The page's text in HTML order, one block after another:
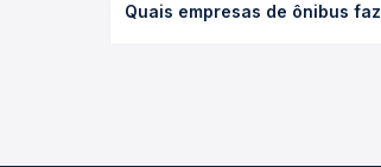
poltrona e a antecedência da
Quais empresas de ônibus